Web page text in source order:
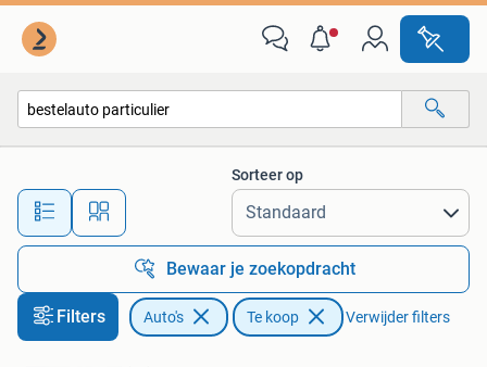
Alle afstanden…
Sorteer op
Bewaar je zoekopdracht
Filters Auto's Te koop Verwijder filters